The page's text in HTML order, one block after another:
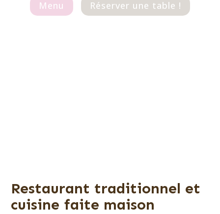
Menu Réserver une table !
Restaurant traditionnel et
cuisine faite maison